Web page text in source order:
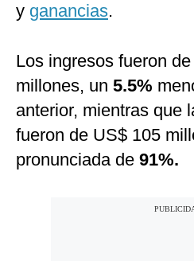
y ganancias.
Los ingresos fueron
millones, un 5.5%
anterior, mientras que
fueron de US$ 105
pronunciada de 91%.